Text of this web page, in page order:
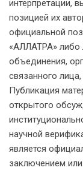
интерпретации,
позицией их
официальной
«АЛЛАТРА» либо
объединения,
связанного
Публикация
открытого
научной
является
заключением